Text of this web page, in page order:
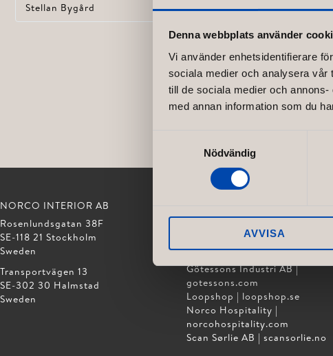
Denna webbplats använder
Vi använder enhetsidentifierare
sociala medier och analysera vår
till de sociala medier och
med annan information som du
Nödvändig
AVVISA
Stellan Bygård
NORCO INTERIOR AB
Rosenlundsgatan 38F
SE-118 21 Stockholm
Sweden
Transportvägen 13
SE-302 30 Halmstad
Sweden
Akustikmiljö AB |akustikmiljo.se
Club of Sport | clubofsport.se
Götessons Industri AB |
gotessons.com
Loopshop | loopshop.se
Norco Hospitality |
norcohospitality.com
Scan Sørlie AB |scansorlie.no